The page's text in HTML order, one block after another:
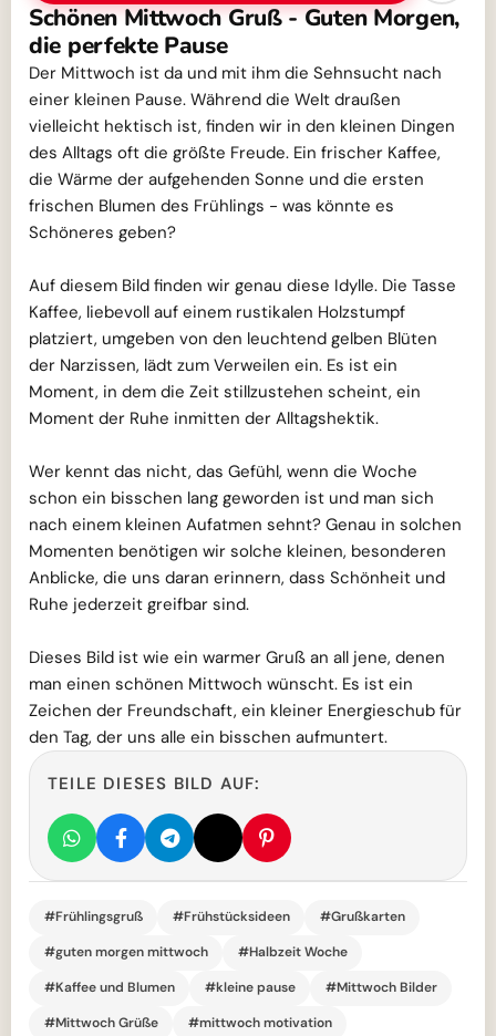
Schönen Mittwoch Gruß - Guten Morgen,
die perfekte Pause
Der Mittwoch ist da und mit ihm die Sehnsucht nach
einer kleinen Pause. Während die Welt draußen
vielleicht hektisch ist, finden wir in den kleinen Dingen
des Alltags oft die größte Freude. Ein frischer Kaffee,
die Wärme der aufgehenden Sonne und die ersten
frischen Blumen des Frühlings - was könnte es
Schöneres geben?
Auf diesem Bild finden wir genau diese Idylle. Die Tasse
Kaffee, liebevoll auf einem rustikalen Holzstumpf
platziert, umgeben von den leuchtend gelben Blüten
der Narzissen, lädt zum Verweilen ein. Es ist ein
Moment, in dem die Zeit stillzustehen scheint, ein
Moment der Ruhe inmitten der Alltagshektik.
Wer kennt das nicht, das Gefühl, wenn die Woche
schon ein bisschen lang geworden ist und man sich
nach einem kleinen Aufatmen sehnt? Genau in solchen
Momenten benötigen wir solche kleinen, besonderen
Anblicke, die uns daran erinnern, dass Schönheit und
Ruhe jederzeit greifbar sind.
Dieses Bild ist wie ein warmer Gruß an all jene, denen
man einen schönen Mittwoch wünscht. Es ist ein
Zeichen der Freundschaft, ein kleiner Energieschub für
den Tag, der uns alle ein bisschen aufmuntert.
TEILE DIESES BILD AUF:
#Frühlingsgruß #Frühstücksideen
#Grußkarten
#guten morgen mittwoch
#Halbzeit Woche
#Kaffee und Blumen
#kleine pause
#Mittwoch Bilder
#Mittwoch Grüße
#mittwoch motivation